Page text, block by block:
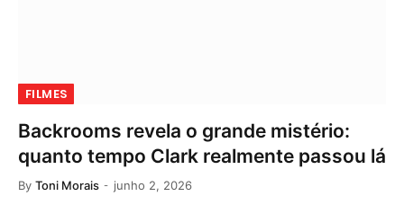
FILMES
Backrooms revela o grande mistério:
quanto tempo Clark realmente passou lá
By Toni Morais junho 2, 2026